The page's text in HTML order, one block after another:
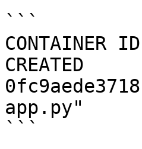
```
CREATED
app.py"
```